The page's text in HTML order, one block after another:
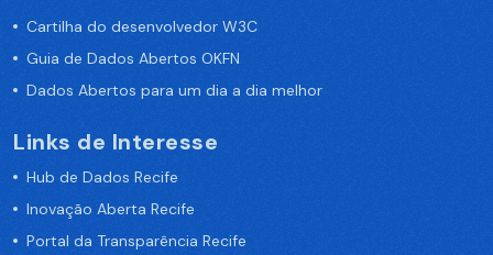
Cartilha do desenvolvedor W3C
Guia de Dados Abertos OKFN
Dados Abertos para um dia a dia melhor
Links de Interesse
Hub de Dados Recife
Inovação Aberta Recife
Portal da Transparência Recife